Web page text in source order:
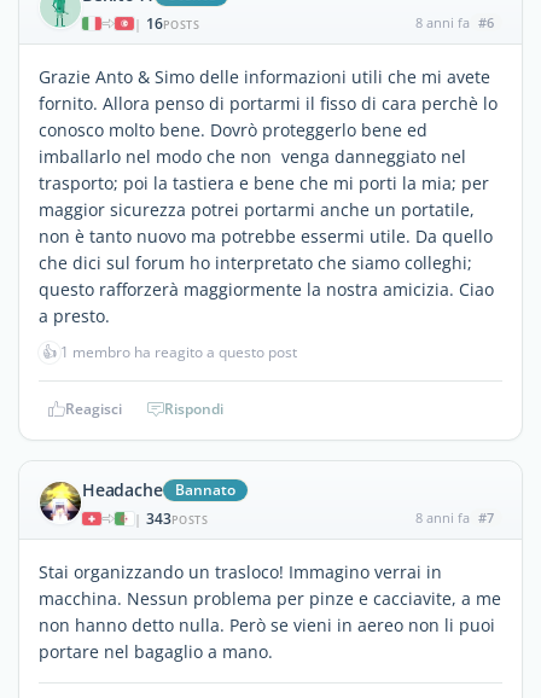
| 16POSTS 8 anni fa #6
Grazie Anto & Simo delle informazioni utili che mi avete
fornito. Allora penso di portarmi il fisso di cara perchè lo
conosco molto bene. Dovrò proteggerlo bene ed
imballarlo nel modo che non venga danneggiato nel
trasporto; poi la tastiera e bene che mi porti la mia; per
maggior sicurezza potrei portarmi anche un portatile,
non è tanto nuovo ma potrebbe essermi utile. Da quello
che dici sul forum ho interpretato che siamo colleghi;
questo rafforzerà maggiormente la nostra amicizia. Ciao
a presto.
👍 1 membro ha reagito a questo post
Reagisci Rispondi
Headache Bannato
| 343POSTS 8 anni fa #7
Stai organizzando un trasloco! Immagino verrai in
macchina. Nessun problema per pinze e cacciavite, a me
non hanno detto nulla. Però se vieni in aereo non li puoi
portare nel bagaglio a mano.